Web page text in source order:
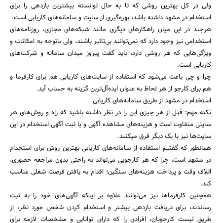
جستجو
ولی در کل بهترین روشی که تا به حال توانسته بیشترین بازدهی را برای
استخدام در مشهد داشته باشد، بهره‌گیری از سایت و سامانه‌های کاریابی است.
هرچند در این میان راهکارهای دیگری مانند شبکه‌های مجازی، روزنامه‌های
استخدامی نیز وجود دارد که نمی‌توانند بی‌تاثیر باشند، ولی باتوجه به امکانات و
ویژگی‌هایی که هر روشی دارد، باید گفت پیروز میدان سامانه و شرکت‌های
کاریابی است.
چرا و چی باعث می‌شود که استفاده از سایت‌های کاریابی هم برای کارفرما و
هم برای کارجو از هر لحاظ به عنوان ایده‌آل‌ترین گزینه به حساب آید.
استخدام در مشهد از طریق سامانه‌های کاریابی
نکته مهم: قبل از هر چیزی این را در نظر داشته باشید که راه و روش‌های هر
سایتی متفاوت است و هزینه‌های مشاهده آگهی و یا ثبت آگهی استخدام در این
سایت‌ها نیز با یک دیگر فرق میکنند.
همانطور که گفتیم استفاده از سامانه‌های کاریابی بهترین روش برای استخدام
در مشهد است، چرا که هر کارجویی می‌تواند به راحتی بدون مراجعه حضوری،
اتلاف وقت و پرداخت هزینه‌های سنگین؛ اقدام به یافتن فرصت شغلی مناسب
کند.
همچنین کارفرماها نیز می‌توانند علاوه بر اینکه آگهی‌های خود را به ثبت
رساندند، برای دریافت بازدهی بیشتر و استخدام کردن شخص مورد نظر، از
طریق لیست کارجویان، افرادی را که دارای توانایی و مشخصات لازمه برای